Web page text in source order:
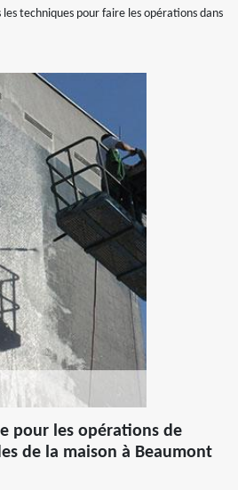
techniques pour faire les opérations dans
pour les opérations de
de la maison à Beaumont